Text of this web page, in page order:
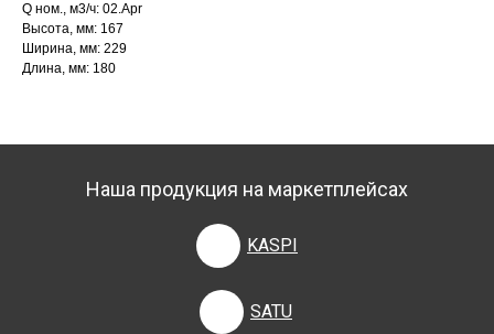
Q ном., м3/ч: 02.Apr
Высота, мм: 167
Ширина, мм: 229
Длина, мм: 180
Наша продукция на маркетплейсах
KASPI
SATU